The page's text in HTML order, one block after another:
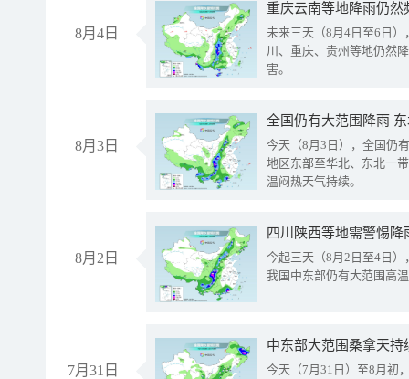
8月4日
重庆云南等地降雨仍然
未来三天（8月4日至6日
川、重庆、贵州等地仍然
害。
8月3日
全国仍有大范围降雨
今天（8月3日），全国仍
地区东部至华北、东北一
温闷热天气持续。
8月2日
今起三天（8月2日至4日
我国中东部仍有大范围高
7月31日
中东部大范围桑拿天
今天（7月31日）至8月初